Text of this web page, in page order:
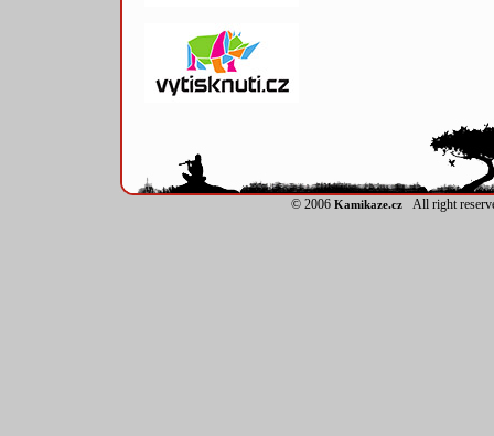
© 2006 Kamikaze.czAll right